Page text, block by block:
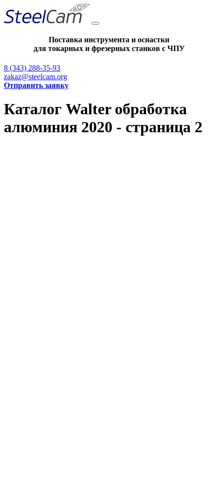
Поставка инструмента и оснастки
для токарных и фрезерных станков с ЧПУ
8 (343) 288-35-93
zakaz@steelcam.org
Отправить заявку
Каталог Walter обработка
алюминия 2020 - страница 2